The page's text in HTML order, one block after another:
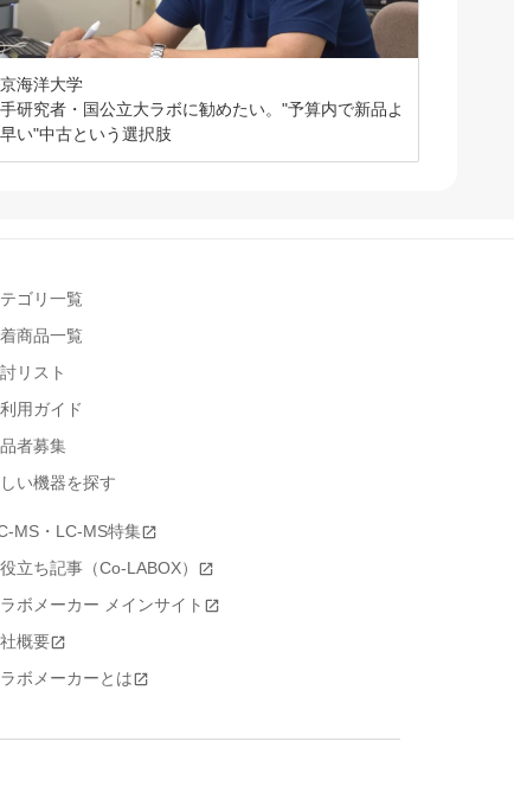
海洋大学
研究者・国公立大ラボに勧めたい。"予算内で新品よ
早い"中古という選択肢
ゴリ一覧
商品一覧
リスト
用ガイド
者募集
い機器を探す
MS・LC-MS特集
立ち記事（Co-LABOX）
ボメーカー メインサイト
概要
ボメーカーとは